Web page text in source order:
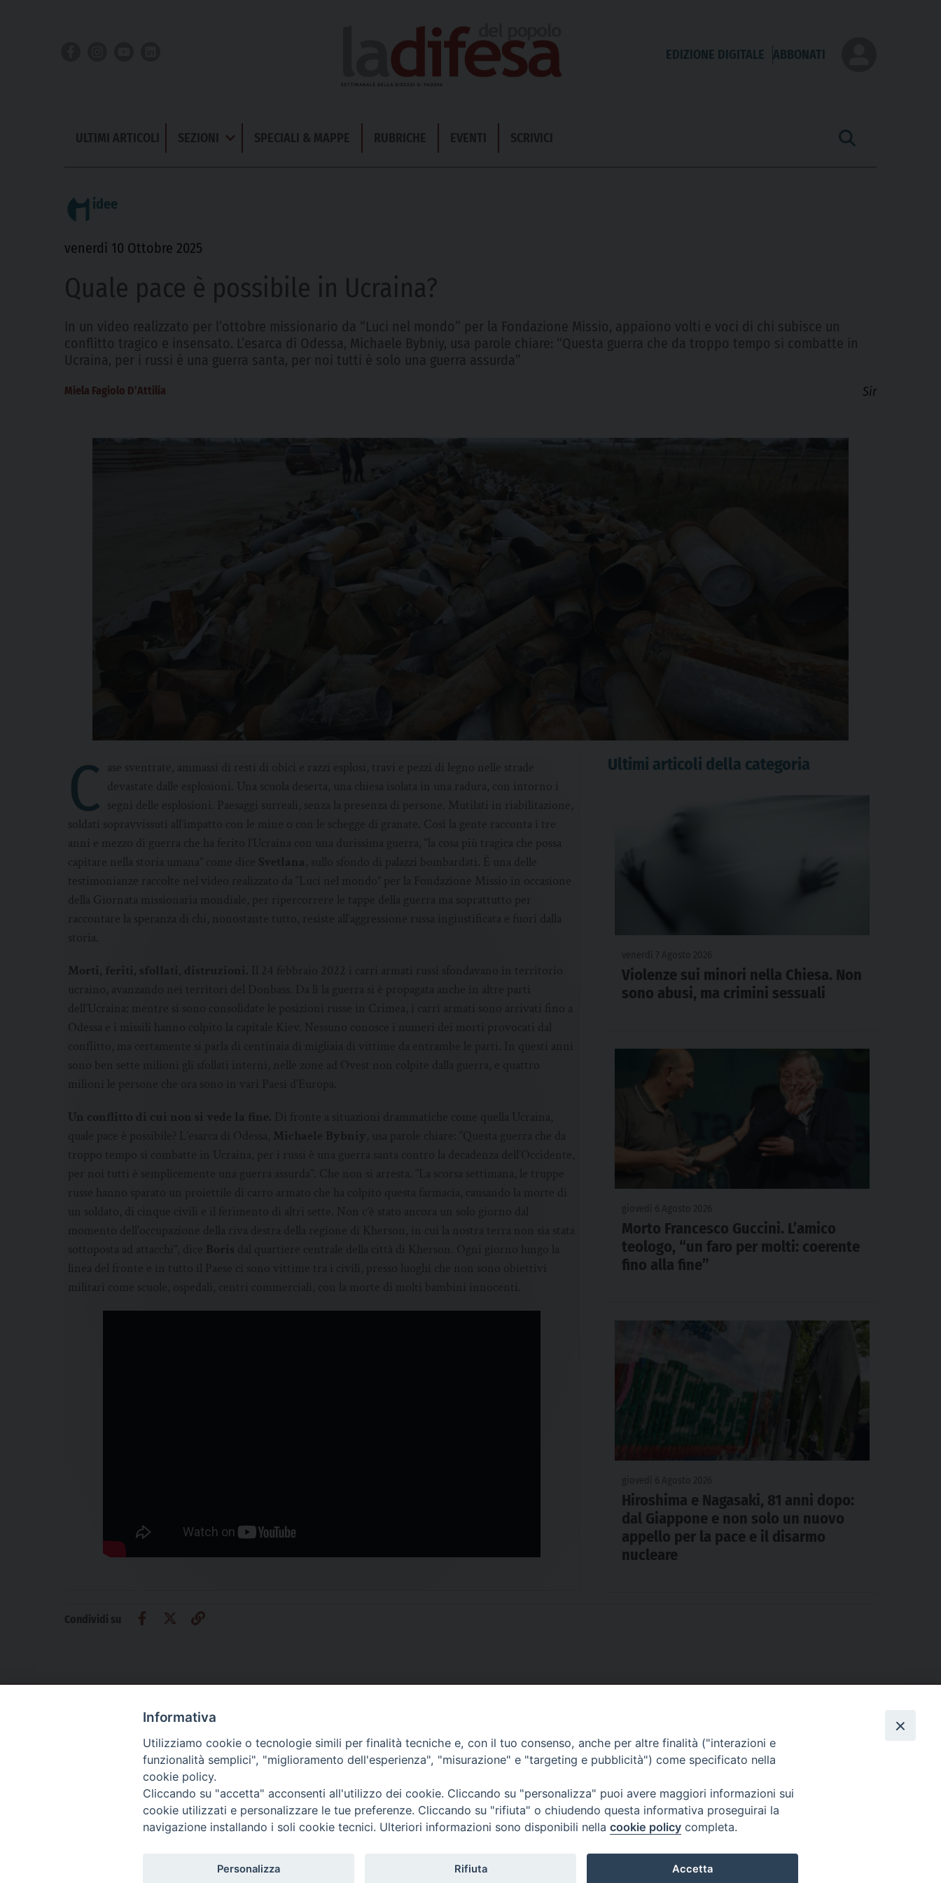
EDIZIONE DIGITALE ABBONATI
ULTIMI ARTICOLI SEZIONI
Apri
Menu
SPECIALI & MAPPE RUBRICHE EVENTI SCRIVICI
idee
venerdì 10 Ottobre 2025
Quale pace è possibile in Ucraina?
In un video realizzato per l’ottobre missionario da “Luci nel mondo” per la Fondazione Missio, appaiono volti e voci di chi subisce un
conflitto tragico e insensato. L’esarca di Odessa, Michaele Bybniy, usa parole chiare: “Questa guerra che da troppo tempo si combatte in
Ucraina, per i russi è una guerra santa, per noi tutti è solo una guerra assurda”
Miela Fagiolo D’Attilia Sir
C ase sventrate, ammassi di resti di obici e razzi esplosi, travi e pezzi di legno nelle strade
devastate dalle esplosioni. Una scuola deserta, una chiesa isolata in una radura, con intorno i
segni delle esplosioni. Paesaggi surreali, senza la presenza di persone. Mutilati in riabilitazione,
soldati sopravvissuti all’impatto con le mine o con le schegge di granate. Così la gente racconta i tre
anni e mezzo di guerra che ha ferito l’Ucraina con una durissima guerra, “la cosa più tragica che possa
capitare nella storia umana” come dice
, sullo sfondo di palazzi bombardati. È una delle
testimonianze raccolte nel video realizzato da “Luci nel mondo” per la Fondazione Missio in occasione
della Giornata missionaria mondiale, per ripercorrere le tappe della guerra ma soprattutto per
raccontare la speranza di chi, nonostante tutto, resiste all’aggressione russa ingiustificata e fuori dalla
storia.
Morti, feriti, sfollati, distruzioni.
ucraino, avanzando nei territori del Donbass. Da lì la guerra si è propagata anche in altre parti
dell’Ucraina: mentre si sono consolidate le posizioni russe in Crimea, i carri armati sono arrivati fino a
Odessa e i missili hanno colpito la capitale Kiev. Nessuno conosce i numeri dei morti provocati dal
conflitto, ma certamente si parla di centinaia di migliaia di vittime da entrambe le parti. In questi anni
sono ben sette milioni gli sfollati interni, nelle zone ad Ovest non colpite dalla guerra, e quattro
milioni le persone che ora sono in vari Paesi d’Europa.
Un conflitto di cui non si vede la fine.
quale pace è possibile? L’esarca di Odessa,
troppo tempo si combatte in Ucraina, per i russi è una guerra santa contro la decadenza dell’Occidente,
per noi tutti è semplicemente una guerra assurda”. Che non si arresta. “La scorsa settimana, le truppe
russe hanno sparato un proiettile di carro armato che ha colpito questa farmacia, causando la morte di
un soldato, di cinque civili e il ferimento di altri sette. Non c’è stato ancora un solo giorno dal
momento dell’occupazione della riva destra della regione di Kherson, in cui la nostra terra non sia stata
sottoposta ad attacchi”, dice
linea del fronte e in tutto il Paese ci sono vittime tra i civili, presso luoghi che non sono obiettivi
militari come scuole, ospedali, centri commerciali, con la morte di molti bambini innocenti.
Ultimi articoli della categoria
Violenze sui minori nella Chiesa. Non
sono abusi, ma crimini sessuali
Morto Francesco Guccini. L’amico
teologo, “un faro per molti: coerente
fino alla fine”
Hiroshima e Nagasaki, 81 anni dopo:
dal Giappone e non solo un nuovo
appello per la pace e il disarmo
nucleare
Condividi su
AMMINISTRAZIONE TRASPARENTE
La Difesa srl - P.iva 05125420280
La Difesa del Popolo percepisce i contributi pubblici all'editoria.
La Difesa del Popolo, tramite la Fisc (Federazione Italiana Settimanali Cattolici) ha aderito allo IAP (Istituto dell'Autodisciplina Pubblicitaria) accettando il Codice di Autodisciplina della Comunicazione Commerciale.
Informativa
Utilizziamo cookie o tecnologie simili per finalità tecniche e, con il tuo consenso, anche per altre finalità ("interazioni e
funzionalità semplici", "miglioramento dell'esperienza", "misurazione" e "targeting e pubblicità") come specificato nella
cookie policy.
Cliccando su "accetta" acconsenti all'utilizzo dei cookie. Cliccando su "personalizza" puoi avere maggiori informazioni sui
cookie utilizzati e personalizzare le tue preferenze. Cliccando su "rifiuta" o chiudendo questa informativa proseguirai la
navigazione installando i soli cookie tecnici. Ulteriori informazioni sono disponibili nella cookie policy completa.
Personalizza Rifiuta Accetta